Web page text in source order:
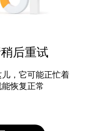
后重试
，它可能正忙着
恢复正常